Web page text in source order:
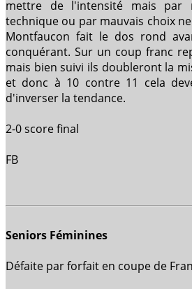
mettre de l'intensité mais par
technique ou par mauvais choix
Montfaucon fait le dos rond
conquérant. Sur un coup franc
mais bien suivi ils doubleront la
et donc à 10 contre 11 cela
d'inverser la tendance.
2-0 score final
FB
Seniors Féminines
Défaite par forfait en coupe de